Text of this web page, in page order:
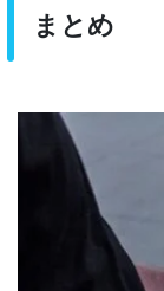
まとめ